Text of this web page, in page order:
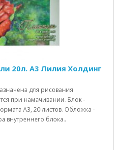
20л. А3 Лилия Холдинг
для рисования
при намачивании. Блок -
А3, 20 листов. Обложка -
внутреннего блока..